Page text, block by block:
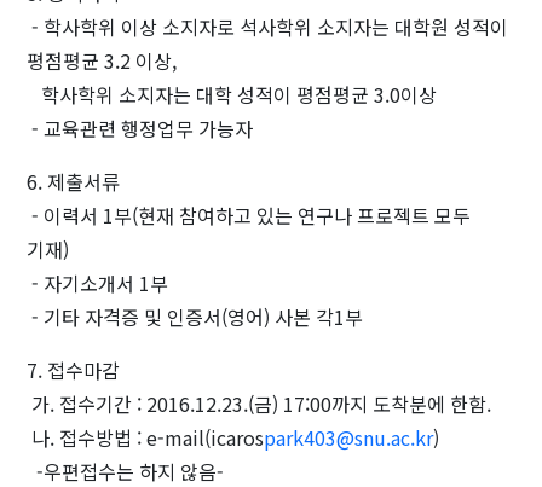
- 학사학위 이상 소지자로 석사학위 소지자는 대학원 성적이
평점평균 3.2 이상,
학사학위 소지자는 대학 성적이 평점평균 3.0이상
- 교육관련 행정업무 가능자
6. 제출서류
- 이력서 1부(현재 참여하고 있는 연구나 프로젝트 모두
기재)
- 자기소개서 1부
- 기타 자격증 및 인증서(영어) 사본 각1부
7. 접수마감
가. 접수기간 : 2016.12.23.(금) 17:00까지 도착분에 한함.
나. 접수방법 : e-mail(icarospark403@snu.ac.kr)
-우편접수는 하지 않음-